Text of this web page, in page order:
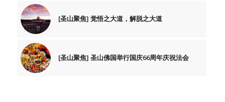
[圣山聚焦] 觉悟之大道，解脱之大道
[圣山聚焦] 圣山佛国举行国庆66周年庆祝法会